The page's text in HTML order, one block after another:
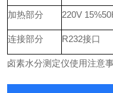
加热部分 220V
连接部分 R232接口
卤素水分测定仪使用注意